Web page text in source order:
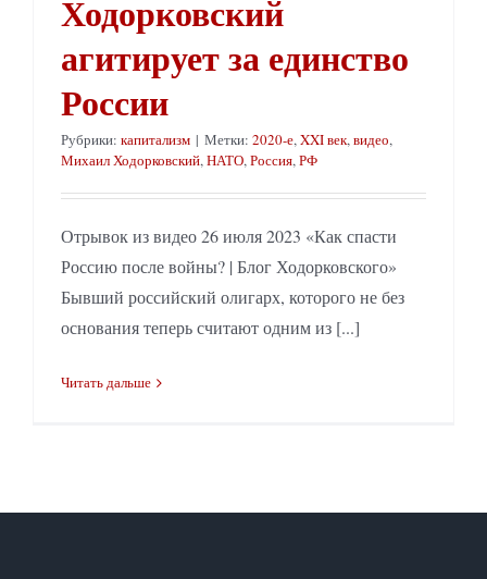
Ходорковский
агитирует за единство
России
Рубрики: капитализм | Метки: 2020-е,XXI век,видео,
Михаил Ходорковский,НАТО,Россия,РФ
Отрывок из видео 26 июля 2023 «Как спасти
Россию после войны? | Блог Ходорковского»
Бывший российский олигарх, которого не без
основания теперь считают одним из [...]
Читать дальше